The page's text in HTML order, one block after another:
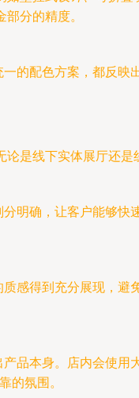
分的精度。
的配色方案，都反
是线下实体展厅还
明确，让客户能够
感得到充分展现，避
品本身。店内会使用
的氛围。